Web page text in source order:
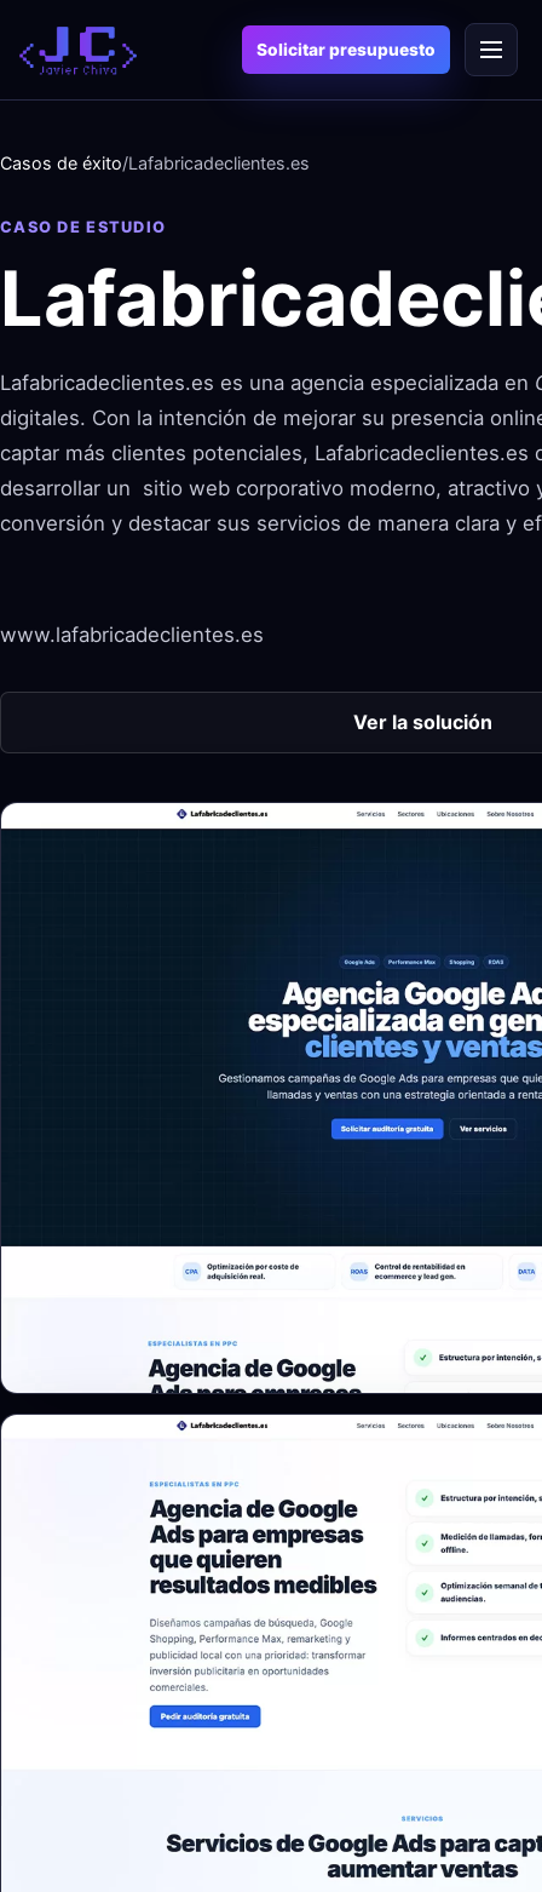
contenido
Solicitar presupuesto
Casos de éxito/Lafabricadeclientes.es
CASO DE ESTUDIO
Lafabricadeclientes.es es una agencia especializada en
digitales. Con la intención de mejorar su presencia
captar más clientes potenciales, Lafabricadeclientes.es
desarrollar un sitio web corporativo moderno, atractivo
conversión y destacar sus servicios de manera clara y
www.lafabricadeclientes.es
Ver la solución